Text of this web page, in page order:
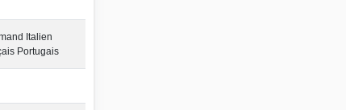
Italien
Portugais